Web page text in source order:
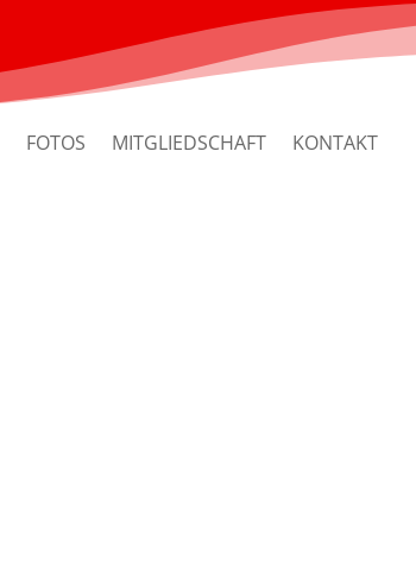
FOTOS MITGLIEDSCHAFT KONTAKT